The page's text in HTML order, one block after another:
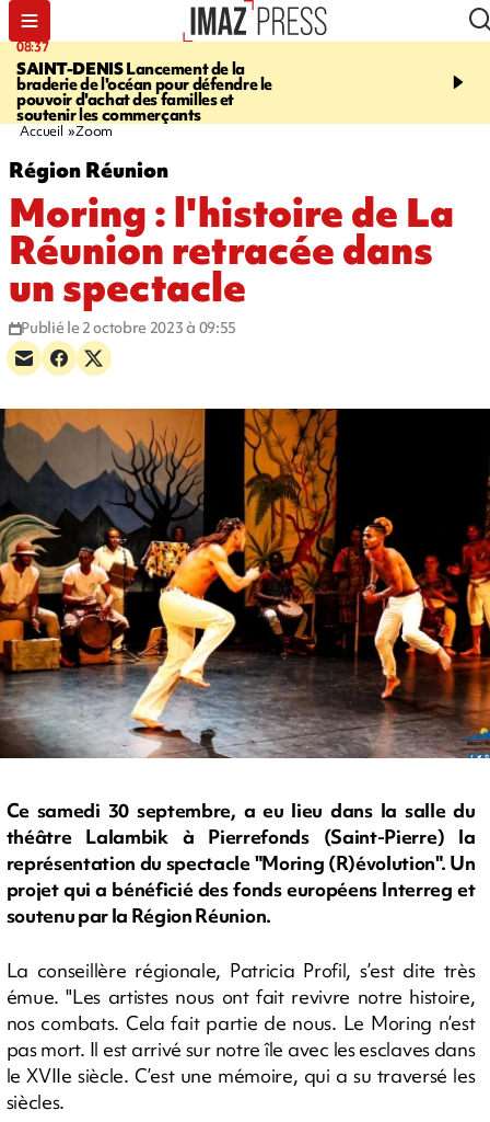
08:37
SAINT-DENISLancement de la
braderie de l'océan pour défendre le
pouvoir d'achat des familles et
soutenir les commerçants
10:44
dragons paradent
Accueil Zoom
Région Réunion
Moring : l'histoire de La
Réunion retracée dans
un spectacle
Publié le 2 octobre 2023 à 09:55
Ce samedi 30 septembre, a eu lieu dans la salle du
théâtre Lalambik à Pierrefonds (Saint-Pierre) la
représentation du spectacle "Moring (R)évolution". Un
projet qui a bénéficié des fonds européens Interreg et
soutenu par la Région Réunion.
La conseillère régionale, Patricia Profil, s’est dite très
émue. "Les artistes nous ont fait revivre notre histoire,
nos combats. Cela fait partie de nous. Le Moring n’est
pas mort. Il est arrivé sur notre île avec les esclaves dans
le XVIIe siècle. C’est une mémoire, qui a su traversé les
siècles.